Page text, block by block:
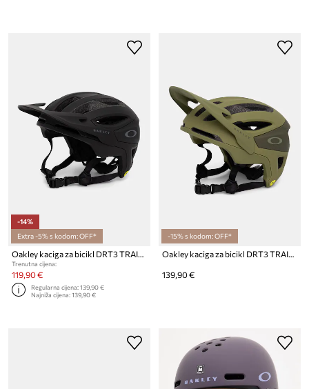
-14%
Extra -5% s kodom: OFF*
Oakley kaciga za bicikl DRT3 TRAIL EUROPE
Trenutna cijena:
119,90 €
Regularna cijena:139,90 €
Najniža cijena:139,90 €
-15% s kodom: OFF*
Oakley kaciga za bicikl DRT3 TRAIL EUROPE
139,90 €